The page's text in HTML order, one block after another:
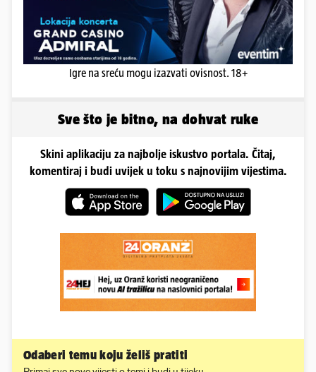
Igre na sreću mogu izazvati ovisnost. 18+
Sve što je bitno, na dohvat ruke
Skini aplikaciju za najbolje iskustvo portala. Čitaj,
komentiraj i budi uvijek u toku s najnovijim vijestima.
Odaberi temu koju želiš pratiti